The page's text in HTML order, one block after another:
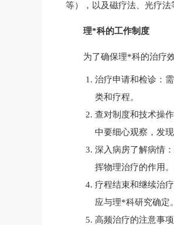
等），以及磁疗法、光疗法
理*科的工作制度
为了确保理*科的治疗
治疗申请和检诊：
类和疗程。
查对制度和技术操
中要细心观察，发
深入病房了解病情
挥物理治疗的作用
疗程结束和继续治
应与理*科研究确定
高频治疗的注意事